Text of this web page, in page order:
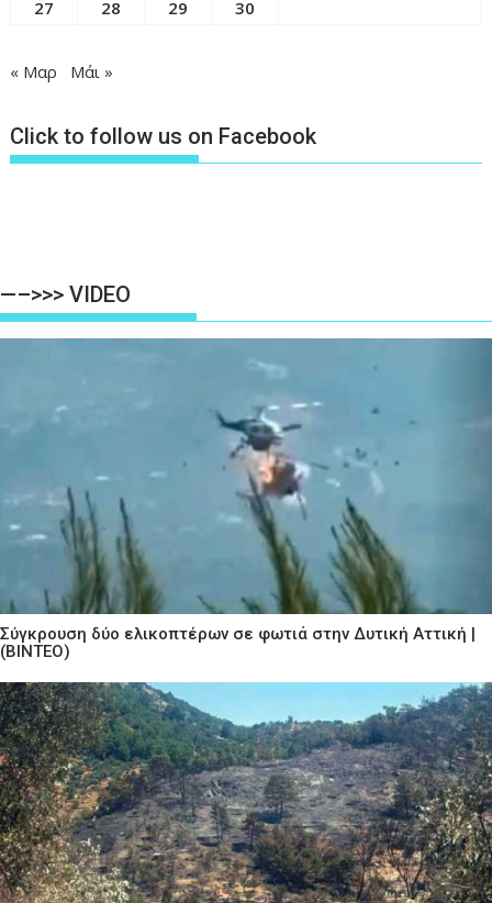
27 28 29 30
« Μαρ Μάι »
Click to follow us on Facebook
—–>>> VIDEO
Σύγκρουση δύο ελικοπτέρων σε φωτιά στην Δυτική Αττική |
(ΒΙΝΤΕΟ)